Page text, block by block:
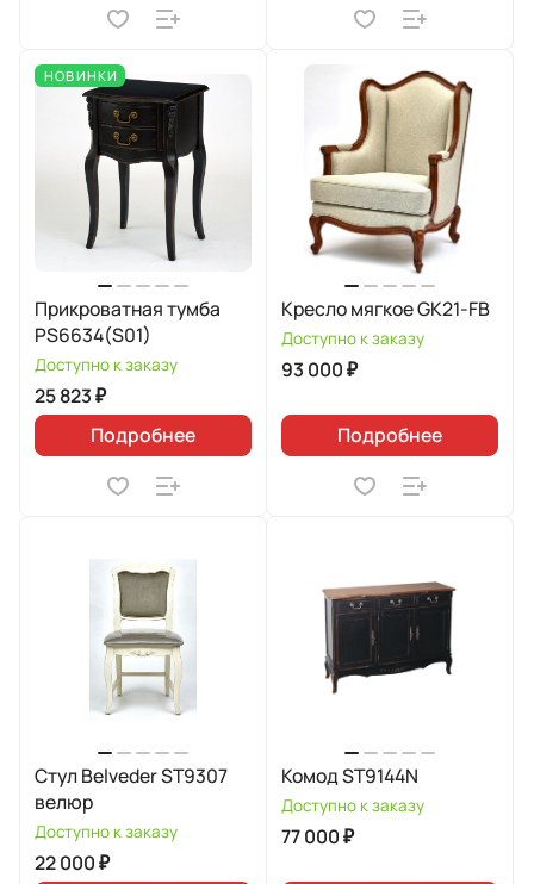
НОВИНКИ
Прикроватная тумба
PS6634(S01)
Доступно к заказу
25 823 ₽
Подробнее
Кресло мягкое GK21-FB
Доступно к заказу
93 000 ₽
Подробнее
Стул Belveder ST9307
велюр
Доступно к заказу
22 000 ₽
Комод ST9144N
Доступно к заказу
77 000 ₽